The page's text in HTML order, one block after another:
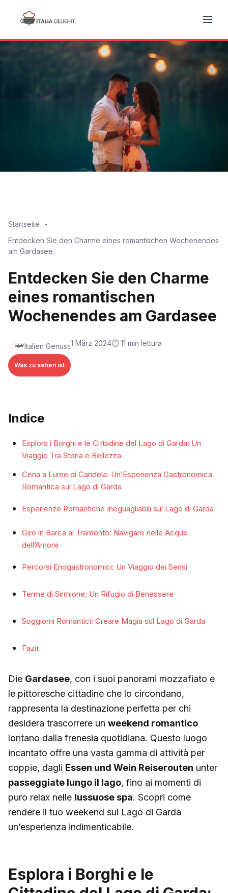
Startseite
Entdecken Sie den Charme eines romantischen Wochenendes
am Gardasee
Entdecken Sie den Charme
eines romantischen
Wochenendes am Gardasee
Italien Genuss1 März 2024⏱️ 11 min lettura
Was zu sehen ist
Indice
Esplora i Borghi e le Cittadine del Lago di Garda: Un
Viaggio Tra Storia e Bellezza
Cena a Lume di Candela: Un’Esperienza Gastronomica
Romantica sul Lago di Garda
Esperienze Romantiche Ineguagliabili sul Lago di Garda
Giro in Barca al Tramonto: Navigare nelle Acque
dell’Amore
Percorsi Enogastronomici: Un Viaggio dei Sensi
Terme di Sirmione: Un Rifugio di Benessere
Soggiorni Romantici: Creare Magia sul Lago di Garda
Fazit
Die Gardasee, con i suoi panorami mozzafiato e
le pittoresche cittadine che lo circondano,
rappresenta la destinazione perfetta per chi
desidera trascorrere un weekend romantico
lontano dalla frenesia quotidiana. Questo luogo
incantato offre una vasta gamma di attività per
coppie, dagli Essen und Wein Reiserouten unter
passeggiate lungo il lago, fino ai momenti di
puro relax nelle lussuose spa. Scopri come
rendere il tuo weekend sul Lago di Garda
un’esperienza indimenticabile.
Esplora i Borghi e le